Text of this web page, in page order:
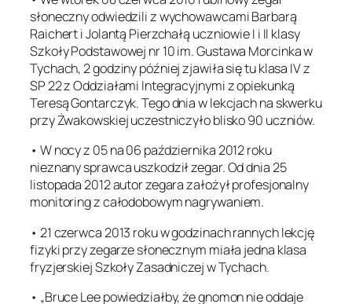
słoneczny odwiedzili z wychowawcami Barbarą
Raichert i Jolantą Pierzchałą uczniowie I i II klasy
Szkoły Podstawowej nr 10 im. Gustawa Morcinka w
Tychach, 2 godziny później zjawiła się tu klasa IV z
SP 22 z Oddziałami Integracyjnymi z opiekunką
Teresą Gontarczyk. Tego dnia w lekcjach na skwerku
przy Żwakowskiej uczestniczyło blisko 90 uczniów.
• W nocy z 05 na 06 października 2012 roku
nieznany sprawca uszkodził zegar. Od dnia 25
listopada 2012 autor zegara założył profesjonalny
monitoring z całodobowym nagrywaniem.
• 21 czerwca 2013 roku w godzinach rannych lekcję
fizyki przy zegarze słonecznym miała jedna klasa
fryzjerskiej Szkoły Zasadniczej w Tychach.
• „Bruce Lee powiedziałby, że gnomon nie oddaje